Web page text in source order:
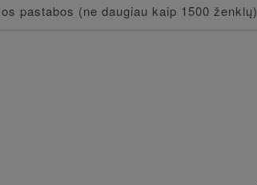
pastabos (ne daugiau kaip 1500 ženklų)